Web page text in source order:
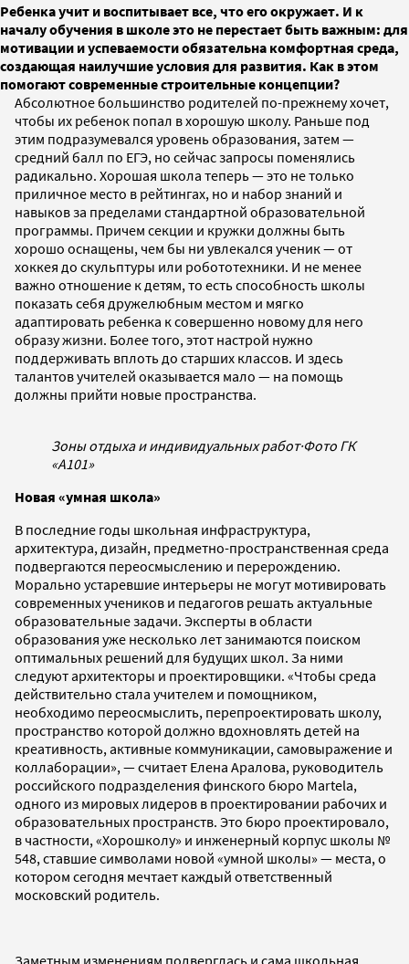
Ребенка учит и воспитывает все, что его окружает. И к
началу обучения в школе это не перестает быть важным: для
мотивации и успеваемости обязательна комфортная среда,
создающая наилучшие условия для развития. Как в этом
помогают современные строительные концепции?
Абсолютное большинство родителей по-прежнему хочет,
чтобы их ребенок попал в хорошую школу. Раньше под
этим подразумевался уровень образования, затем —
средний балл по ЕГЭ, но сейчас запросы поменялись
радикально. Хорошая школа теперь — это не только
приличное место в рейтингах, но и набор знаний и
навыков за пределами стандартной образовательной
программы. Причем секции и кружки должны быть
хорошо оснащены, чем бы ни увлекался ученик — от
хоккея до скульптуры или робототехники. И не менее
важно отношение к детям, то есть способность школы
показать себя дружелюбным местом и мягко
адаптировать ребенка к совершенно новому для него
образу жизни. Более того, этот настрой нужно
поддерживать вплоть до старших классов. И здесь
талантов учителей оказывается мало — на помощь
должны прийти новые пространства.
Зоны отдыха и индивидуальных работ·Фото ГК
«А101»
Новая «умная школа»
В последние годы школьная инфраструктура,
архитектура, дизайн, предметно-пространственная среда
подвергаются переосмыслению и перерождению.
Морально устаревшие интерьеры не могут мотивировать
современных учеников и педагогов решать актуальные
образовательные задачи. Эксперты в области
образования уже несколько лет занимаются поиском
оптимальных решений для будущих школ. За ними
следуют архитекторы и проектировщики. «Чтобы среда
действительно стала учителем и помощником,
необходимо переосмыслить, перепроектировать школу,
пространство которой должно вдохновлять детей на
креативность, активные коммуникации, самовыражение и
коллаборации», — считает Елена Аралова, руководитель
российского подразделения финского бюро Martela,
одного из мировых лидеров в проектировании рабочих и
образовательных пространств. Это бюро проектировало,
в частности, «Хорошколу» и инженерный корпус школы №
548, ставшие символами новой «умной школы» — места, о
котором сегодня мечтает каждый ответственный
московский родитель.
Заметным изменениям подверглась и сама школьная